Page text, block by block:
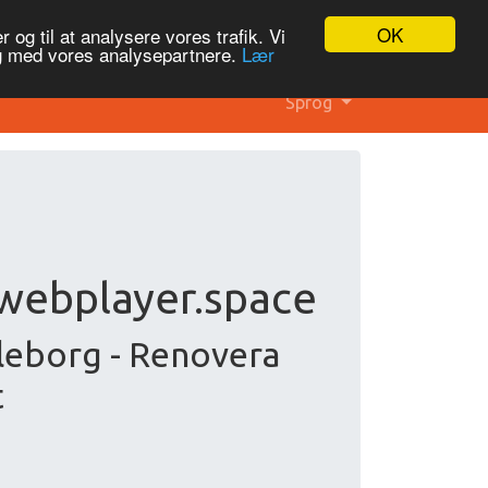
OK
og til at analysere vores trafik. Vi
vores analysepartnere. Lær
Sprog
- Renovera